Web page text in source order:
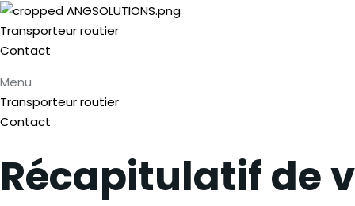
Transporteur routier
Contact
Menu
Transporteur routier
Contact
Récapitulatif de